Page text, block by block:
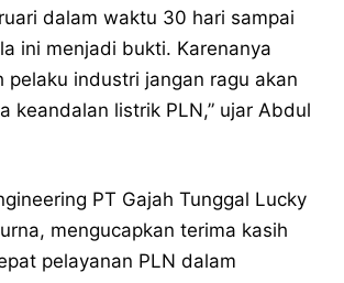
dalam waktu 30 hari sampai
ini menjadi bukti. Karenanya
pelaku industri jangan ragu akan
keandalan listrik PLN,” ujar Abdul
PT Gajah Tunggal Lucky
mengucapkan terima kasih
pelayanan PLN dalam